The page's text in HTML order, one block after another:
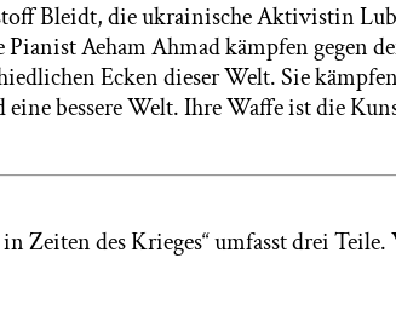
Bleidt, die ukrainische Aktivistin
Aeham Ahmad kämpfen gegen
Ecken dieser Welt. Sie
bessere Welt. Ihre Waffe ist die
Zeiten des Krieges“ umfasst drei